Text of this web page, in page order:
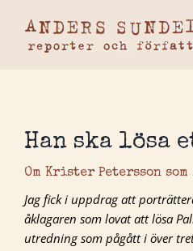
innehållet
Han ska lösa
Om Krister Petersson
Jag fick i uppdrag att
åklagaren som lovat att lösa
utredning som pågått i över